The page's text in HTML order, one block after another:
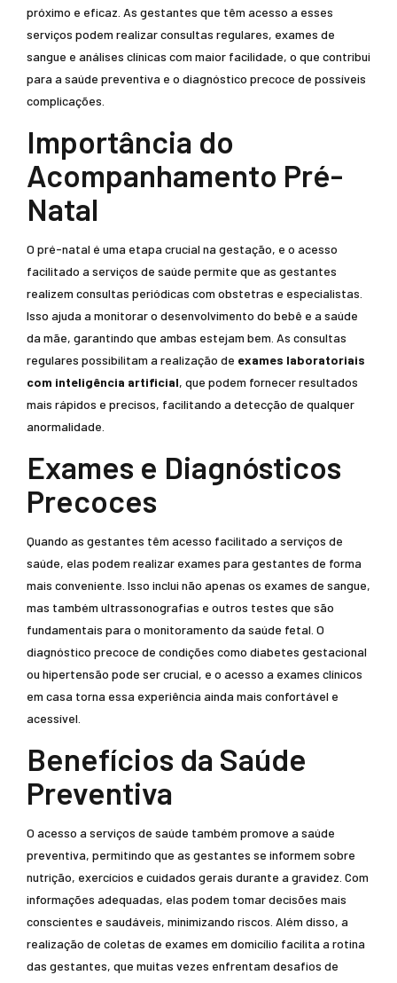
próximo e eficaz. As gestantes que têm acesso a esses
serviços podem realizar consultas regulares, exames de
sangue e análises clínicas com maior facilidade, o que contribui
para a saúde preventiva e o diagnóstico precoce de possíveis
complicações.
Importância do
Acompanhamento Pré-
Natal
O pré-natal é uma etapa crucial na gestação, e o acesso
facilitado a serviços de saúde permite que as gestantes
realizem consultas periódicas com obstetras e especialistas.
Isso ajuda a monitorar o desenvolvimento do bebê e a saúde
da mãe, garantindo que ambas estejam bem. As consultas
regulares possibilitam a realização de exames laboratoriais
com inteligência artificial, que podem fornecer resultados
mais rápidos e precisos, facilitando a detecção de qualquer
anormalidade.
Exames e Diagnósticos
Precoces
Quando as gestantes têm acesso facilitado a serviços de
saúde, elas podem realizar exames para gestantes de forma
mais conveniente. Isso inclui não apenas os exames de sangue,
mas também ultrassonografias e outros testes que são
fundamentais para o monitoramento da saúde fetal. O
diagnóstico precoce de condições como diabetes gestacional
ou hipertensão pode ser crucial, e o acesso a exames clínicos
em casa torna essa experiência ainda mais confortável e
acessível.
Benefícios da Saúde
Preventiva
O acesso a serviços de saúde também promove a saúde
preventiva, permitindo que as gestantes se informem sobre
nutrição, exercícios e cuidados gerais durante a gravidez. Com
informações adequadas, elas podem tomar decisões mais
conscientes e saudáveis, minimizando riscos. Além disso, a
realização de coletas de exames em domicílio facilita a rotina
das gestantes, que muitas vezes enfrentam desafios de